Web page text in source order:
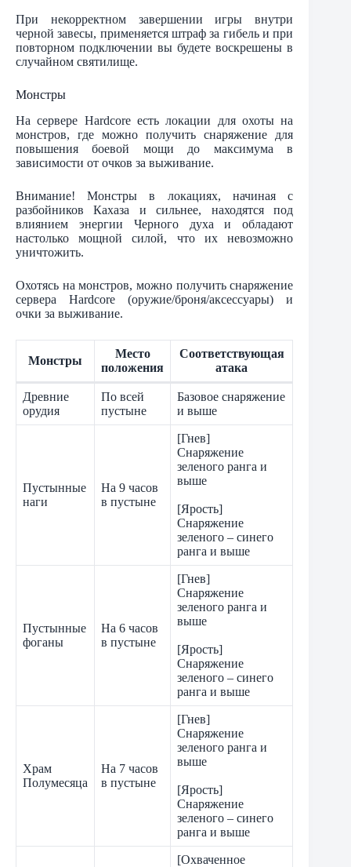
При некорректном завершении игры внутри
черной завесы, применяется штраф за гибель и при
повторном подключении вы будете воскрешены в
случайном святилище.
Монстры
На сервере Hardcore есть локации для охоты на
монстров, где можно получить снаряжение для
повышения боевой мощи до максимума в
зависимости от очков за выживание.
Внимание! Монстры в локациях, начиная с
разбойников Кахаза и сильнее, находятся под
влиянием энергии Черного духа и обладают
настолько мощной силой, что их невозможно
уничтожить.
Охотясь на монстров, можно получить снаряжение
сервера Hardcore (оружие/броня/аксессуары) и
очки за выживание.
Монстры
Место
положения
Соответствующая
атака
Древние
орудия
По всей
пустыне
Базовое снаряжение
и выше
Пустынные
наги
На 9 часов
в пустыне
[Гнев]
Снаряжение
зеленого ранга и
выше
[Ярость]
Снаряжение
зеленого – синего
ранга и выше
Пустынные
фоганы
На 6 часов
в пустыне
[Гнев]
Снаряжение
зеленого ранга и
выше
[Ярость]
Снаряжение
зеленого – синего
ранга и выше
Храм
Полумесяца
На 7 часов
в пустыне
[Гнев]
Снаряжение
зеленого ранга и
выше
[Ярость]
Снаряжение
зеленого – синего
ранга и выше
[Охваченное